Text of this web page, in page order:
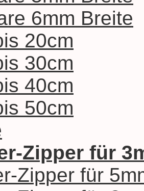
6mm Breite
20cm
30cm
40cm
50cm
Zipper für
Zipper für